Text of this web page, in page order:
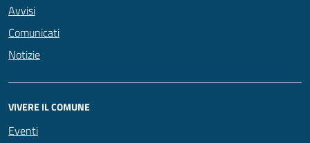
Avvisi
Comunicati
Notizie
VIVERE IL COMUNE
Eventi